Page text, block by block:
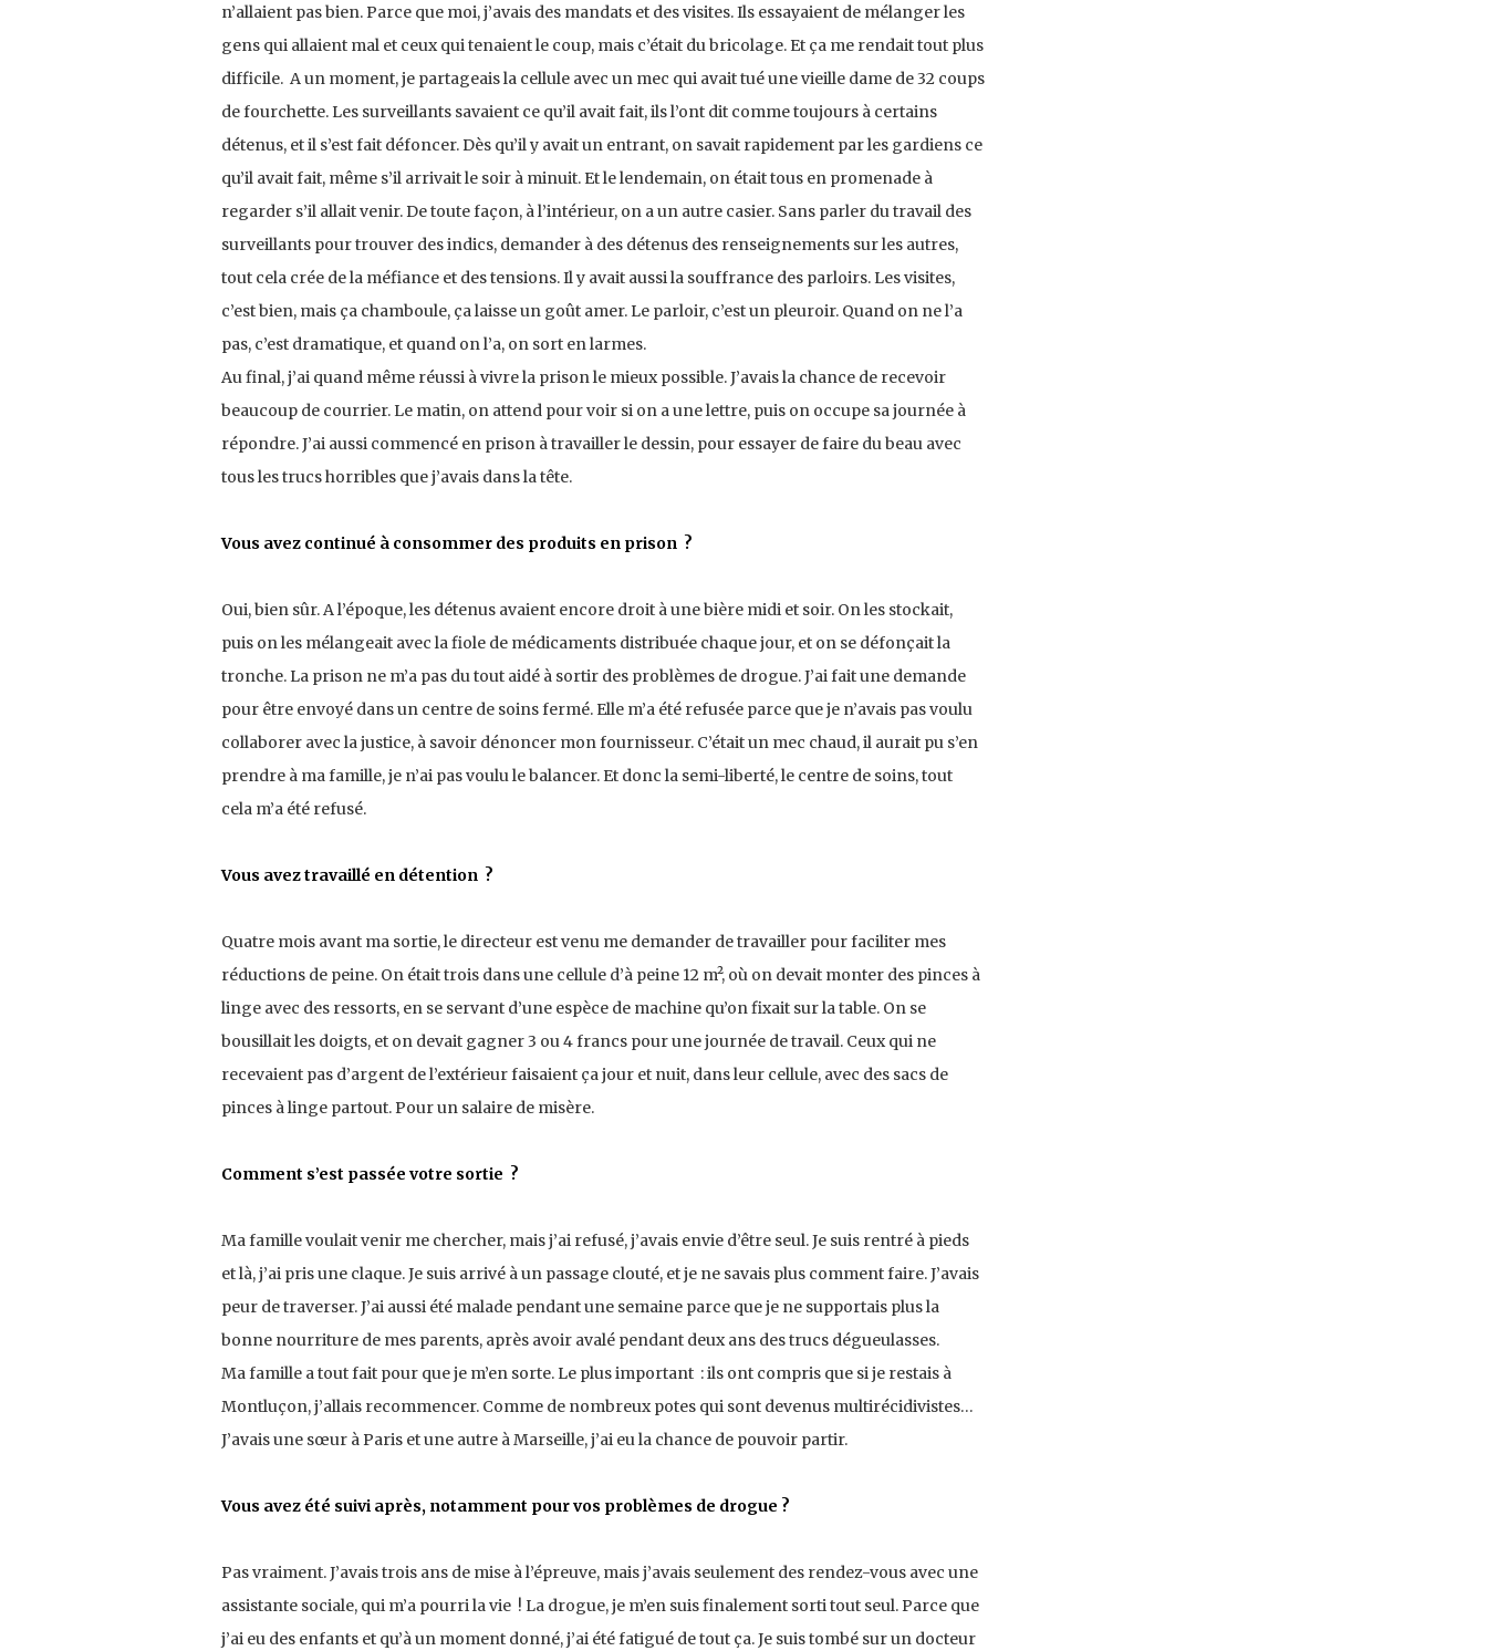
n’allaient pas bien. Parce que moi, j’avais des mandats et des visites. Ils essayaient de mélanger les
gens qui allaient mal et ceux qui tenaient le coup, mais c’était du bricolage. Et ça me rendait tout plus
difficile. A un moment, je partageais la cellule avec un mec qui avait tué une vieille dame de 32 coups
de fourchette. Les surveillants savaient ce qu’il avait fait, ils l’ont dit comme toujours à certains
détenus, et il s’est fait défoncer. Dès qu’il y avait un entrant, on savait rapidement par les gardiens ce
qu’il avait fait, même s’il arrivait le soir à minuit. Et le lendemain, on était tous en promenade à
regarder s’il allait venir. De toute façon, à l’intérieur, on a un autre casier. Sans parler du travail des
surveillants pour trouver des indics, demander à des détenus des renseignements sur les autres,
tout cela crée de la méfiance et des tensions. Il y avait aussi la souffrance des parloirs. Les visites,
c’est bien, mais ça chamboule, ça laisse un goût amer. Le parloir, c’est un pleuroir. Quand on ne l’a
pas, c’est dramatique, et quand on l’a, on sort en larmes.
Au final, j’ai quand même réussi à vivre la prison le mieux possible. J’avais la chance de recevoir
beaucoup de courrier. Le matin, on attend pour voir si on a une lettre, puis on occupe sa journée à
répondre. J’ai aussi commencé en prison à travailler le dessin, pour essayer de faire du beau avec
tous les trucs horribles que j’avais dans la tête.
Vous avez continué à consommer des produits en prison ?
Oui, bien sûr. A l’époque, les détenus avaient encore droit à une bière midi et soir. On les stockait,
puis on les mélangeait avec la fiole de médicaments distribuée chaque jour, et on se défonçait la
tronche. La prison ne m’a pas du tout aidé à sortir des problèmes de drogue. J’ai fait une demande
pour être envoyé dans un centre de soins fermé. Elle m’a été refusée parce que je n’avais pas voulu
collaborer avec la justice, à savoir dénoncer mon fournisseur. C’était un mec chaud, il aurait pu s’en
prendre à ma famille, je n’ai pas voulu le balancer. Et donc la semi-liberté, le centre de soins, tout
cela m’a été refusé.
Vous avez travaillé en détention ?
Quatre mois avant ma sortie, le directeur est venu me demander de travailler pour faciliter mes
réductions de peine. On était trois dans une cellule d’à peine 12 m², où on devait monter des pinces à
linge avec des ressorts, en se servant d’une espèce de machine qu’on fixait sur la table. On se
bousillait les doigts, et on devait gagner 3 ou 4 francs pour une journée de travail. Ceux qui ne
recevaient pas d’argent de l’extérieur faisaient ça jour et nuit, dans leur cellule, avec des sacs de
pinces à linge partout. Pour un salaire de misère.
Comment s’est passée votre sortie ?
Ma famille voulait venir me chercher, mais j’ai refusé, j’avais envie d’être seul. Je suis rentré à pieds
et là, j’ai pris une claque. Je suis arrivé à un passage clouté, et je ne savais plus comment faire. J’avais
peur de traverser. J’ai aussi été malade pendant une semaine parce que je ne supportais plus la
bonne nourriture de mes parents, après avoir avalé pendant deux ans des trucs dégueulasses.
Ma famille a tout fait pour que je m’en sorte. Le plus important : ils ont compris que si je restais à
Montluçon, j’allais recommencer. Comme de nombreux potes qui sont devenus multirécidivistes…
J’avais une sœur à Paris et une autre à Marseille, j’ai eu la chance de pouvoir partir.
Vous avez été suivi après, notamment pour vos problèmes de drogue ?
Pas vraiment. J’avais trois ans de mise à l’épreuve, mais j’avais seulement des rendez-vous avec une
assistante sociale, qui m’a pourri la vie ! La drogue, je m’en suis finalement sorti tout seul. Parce que
j’ai eu des enfants et qu’à un moment donné, j’ai été fatigué de tout ça. Je suis tombé sur un docteur